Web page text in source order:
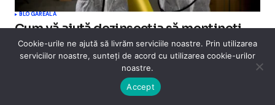
BLOGAREALA
Cum vă ajută dezinsecția să mențineți
igiena locuinței
Dezinsecția reprezintă una dintre cele mai
importante metode prin care vă puteți proteja
locuința sau spațiul de lucru…
Cookie-urile ne ajută să livrăm serviciile noastre. Prin utilizarea
serviciilor noastre, sunteți de acord cu utilizarea cookie-urilor
noastre.
Accept